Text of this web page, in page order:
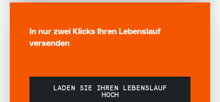
In nur zwei Klicks Ihren Lebenslauf
versenden
LADEN SIE IHREN LEBENSLAUF
HOCH